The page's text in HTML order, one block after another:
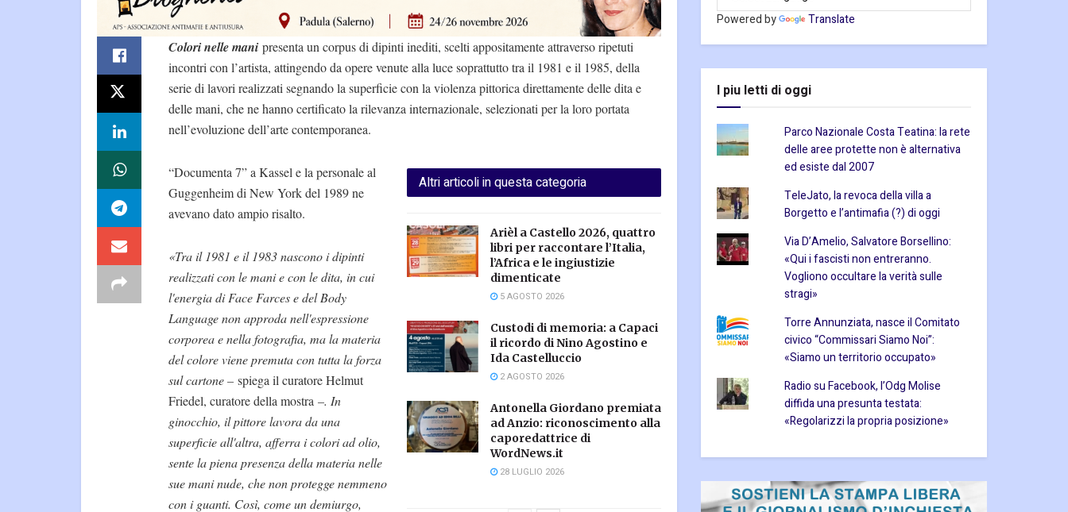
Colori nelle mani presenta un corpus di dipinti inediti, scelti appositamente attraverso ripetuti
incontri con l’artista, attingendo da opere venute alla luce soprattutto tra il 1981 e il 1985, della
serie di lavori realizzati segnando la superficie con la violenza pittorica direttamente delle dita e
delle mani, che ne hanno certificato la rilevanza internazionale, selezionati per la loro portata
nell’evoluzione dell’arte contemporanea.
Altri articoli in questa categoria
Arièl a Castello 2026, quattro
libri per raccontare l’Italia,
l’Africa e le ingiustizie
dimenticate
5 AGOSTO 2026
Custodi di memoria: a Capaci
il ricordo di Nino Agostino e
Ida Castelluccio
2 AGOSTO 2026
Antonella Giordano premiata
ad Anzio: riconoscimento alla
caporedattrice di
WordNews.it
28 LUGLIO 2026
“Documenta 7” a Kassel e la personale al
Guggenheim di New York del 1989 ne
avevano dato ampio risalto.
«Tra il 1981 e il 1983 nascono i dipinti
realizzati con le mani e con le dita, in cui
l'energia di Face Farces e del Body
Language non approda nell'espressione
corporea e nella fotografia, ma la materia
del colore viene premuta con tutta la forza
sul cartone – spiega il curatore Helmut
Friedel, curatore della mostra –. In
ginocchio, il pittore lavora da una
superficie all'altra, afferra i colori ad olio,
sente la piena presenza della materia nelle
sue mani nude, che non protegge nemmeno
con i guanti. Così, come un demiurgo,
Powered by Translate
I piu letti di oggi
Parco Nazionale Costa Teatina: la rete
delle aree protette non è alternativa
ed esiste dal 2007
TeleJato, la revoca della villa a
Borgetto e l’antimafia (?) di oggi
Via D’Amelio, Salvatore Borsellino:
«Qui i fascisti non entreranno.
Vogliono occultare la verità sulle
stragi»
Torre Annunziata, nasce il Comitato
civico “Commissari Siamo Noi”:
«Siamo un territorio occupato»
Radio su Facebook, l’Odg Molise
diffida una presunta testata:
«Regolarizzi la propria posizione»